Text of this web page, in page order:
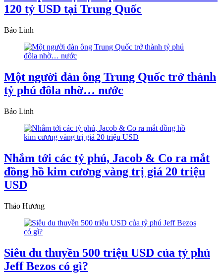
120 tỷ USD tại Trung Quốc
Bảo Linh
Một người đàn ông Trung Quốc trở thành
tỷ phú đôla nhờ… nước
Bảo Linh
Nhắm tới các tỷ phú, Jacob & Co ra mắt
đồng hồ kim cương vàng trị giá 20 triệu
USD
Thảo Hương
Siêu du thuyền 500 triệu USD của tỷ phú
Jeff Bezos có gì?